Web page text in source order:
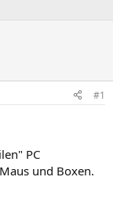
#1
PC
und Boxen.